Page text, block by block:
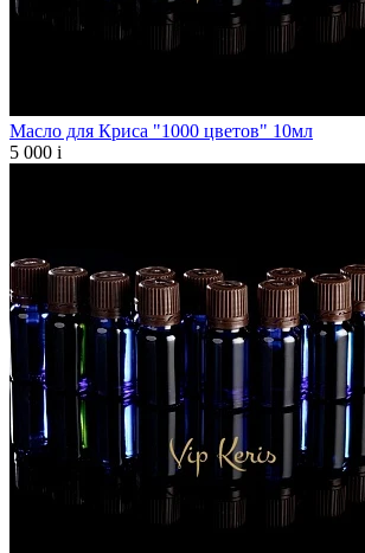
Масло для Криса "1000 цветов" 10мл
5 000 i